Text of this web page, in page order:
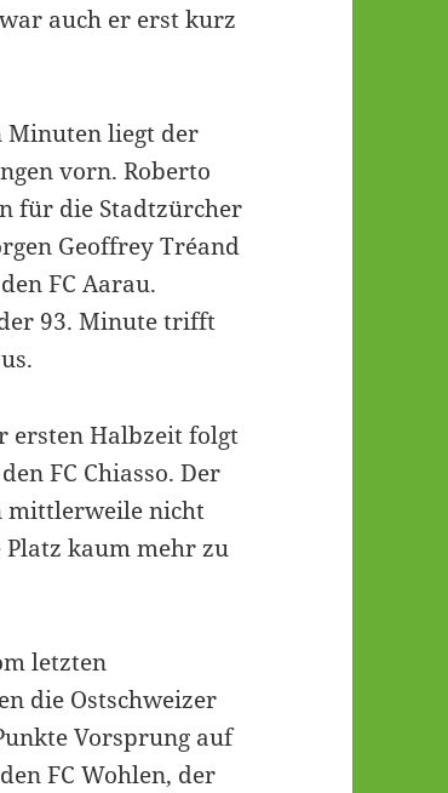
auch er erst kurz
Minuten liegt der
vorn. Roberto
für die Stadtzürcher
Geoffrey Tréand
FC Aarau.
93. Minute trifft
ersten Halbzeit folgt
FC Chiasso. Der
mittlerweile nicht
kaum mehr zu
letzten
die Ostschweizer
Vorsprung auf
FC Wohlen, der